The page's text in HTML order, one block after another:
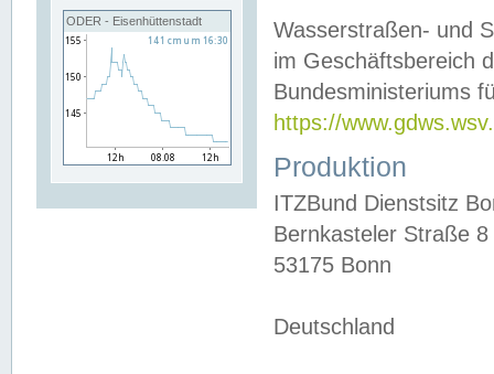
ODER - Eisenhüttenstadt
Wasserstraßen- und
im Geschäftsbereich
Bundesministeriums
https://
Produktion
ITZBund Dienstsitz
Bernkasteler Straße 8
53175 Bonn
Deutschland